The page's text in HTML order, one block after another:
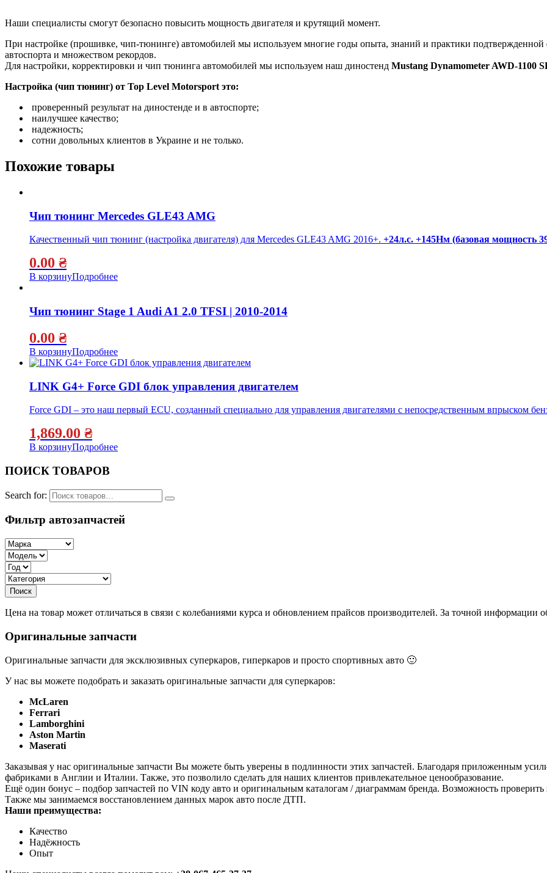
Наши специалисты смогут безопасно повысить мощность двигателя и крутящий момент.
При настройке (прошивке, чип-тюнинге) автомобилей мы используем многие годы опыта, знаний и практики
автоспорта и множеством рекордов.
Для настройки, корректировки и чип тюнинга автомобилей мы используем наш диностенд Mustang Dynamometer AWD-1100
Настройка (чип тюнинг) от Top Level Motorsport это:
проверенный результат на диностенде и в автоспорте;
наилучшее качество;
надежность;
сотни довольных клиентов в Украине и не только.
Похожие товары
Чип тюнинг Mercedes GLE43 AMG
Качественный чип тюнинг (настройка двигателя) для Mercedes GLE43 AMG 2016+. +24л.с. +145Нм (базовая мощность
0.00 ₴
В корзинуПодробнее
Чип тюнинг Stage 1 Audi A1 2.0 TFSI | 2010-2014
0.00 ₴
В корзинуПодробнее
LINK G4+ Force GDI блок управления двигателем
Force GDI – это наш первый ECU, созданный специально для управления двигателями с непосредственным впрыском
1,869.00 ₴
В корзинуПодробнее
ПОИСК ТОВАРОВ
Search for:
Фильтр автозапчастей
Цена на товар может отличаться в связи с колебаниями курса и обновлением прайсов производителей. За точной информации
Оригинальные запчасти
Оригинальные запчасти для эксклюзивных суперкаров, гиперкаров и просто спортивных авто 🙂
У нас вы можете подобрать и заказать оригинальные запчасти для суперкаров:
McLaren
Ferrari
Lamborghini
Aston Martin
Maserati
Заказывая у нас оригинальные запчасти Вы можете быть уверены в подлинности этих запчастей. Благодаря приложенным
фабриками в Англии и Италии. Также, это позволило сделать для наших клиентов привлекательное ценообразование.
Ещё один бонус – подбор запчастей по VIN коду авто и оригинальным каталогам / диаграммам бренда. Возможность проверить
Также мы занимаемся восстановлением данных марок авто после ДТП.
Наши преимущества:
Качество
Надёжность
Опыт